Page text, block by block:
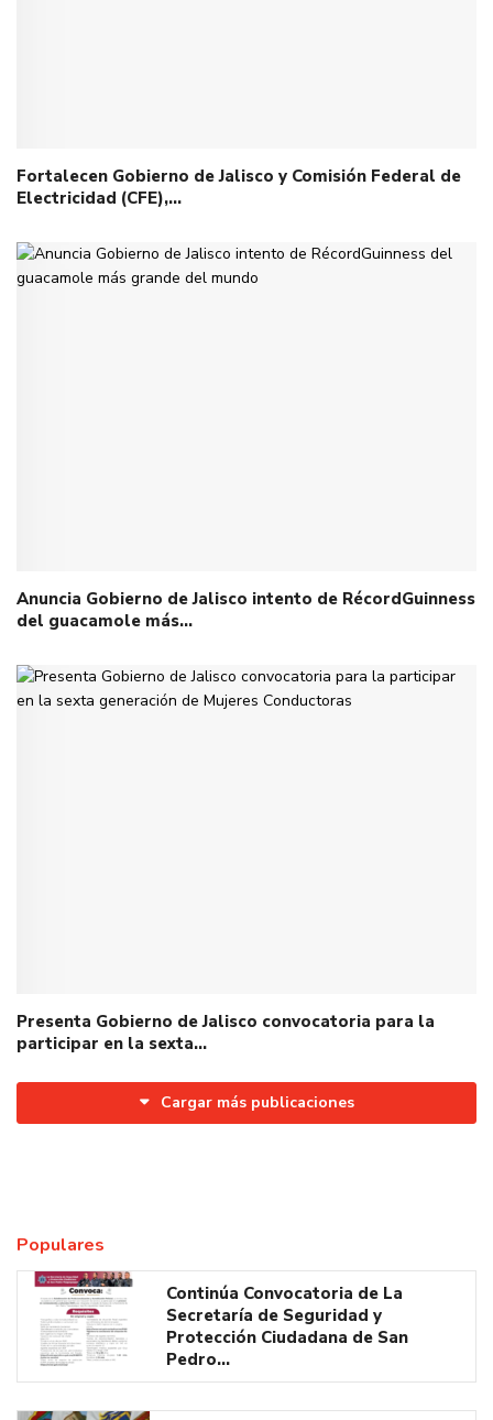
Fortalecen Gobierno de Jalisco y Comisión Federal de
Electricidad (CFE),…
Anuncia Gobierno de Jalisco intento de RécordGuinness
del guacamole más…
Presenta Gobierno de Jalisco convocatoria para la
participar en la sexta…
Cargar más publicaciones
Populares
Continúa Convocatoria de La
Secretaría de Seguridad y
Protección Ciudadana de San
Pedro…